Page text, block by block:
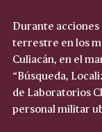
Durante
terrestre en los
Culiacán, en el
“Búsqueda,
de Laboratorios
personal militar